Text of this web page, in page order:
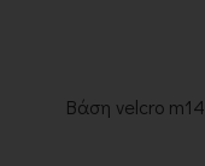
Βάση velcro m14